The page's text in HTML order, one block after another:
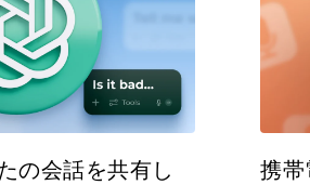
この記事を共
ツイッター リ
の会話を共有し
携帯